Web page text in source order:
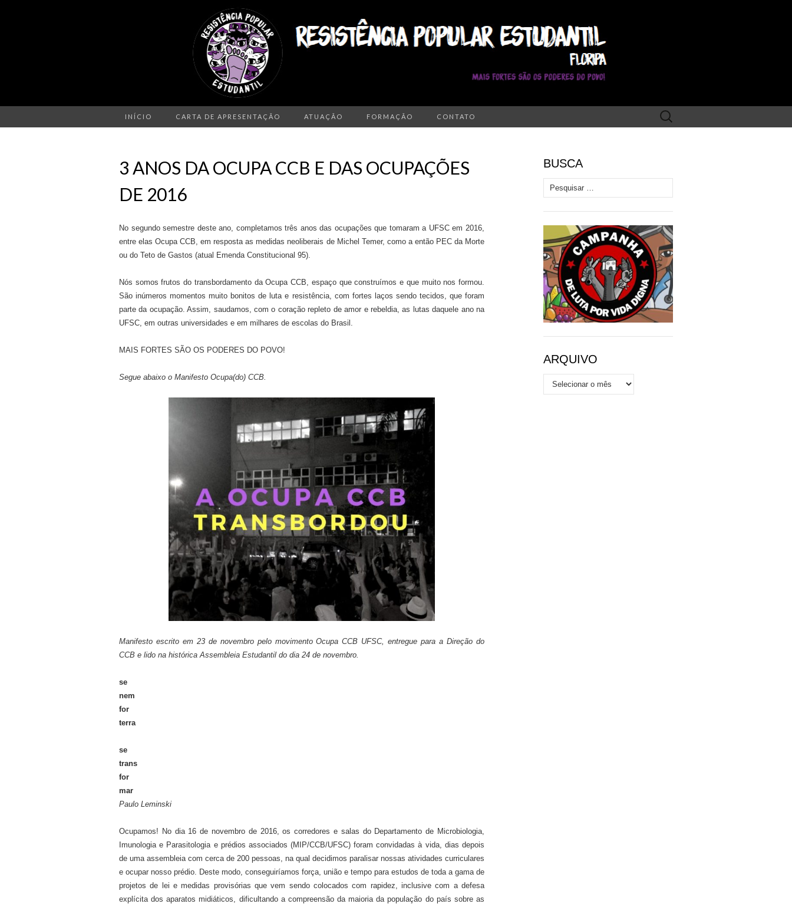
INÍCIO CARTA DE APRESENTAÇÃO ATUAÇÃO FORMAÇÃO CONTATO
Pesquisar
por:
3 ANOS DA OCUPA CCB E DAS OCUPAÇÕES
DE 2016
No segundo semestre deste ano, completamos três anos das ocupações que tomaram a UFSC em 2016,
entre elas Ocupa CCB, em resposta as medidas neoliberais de Michel Temer, como a então PEC da Morte
ou do Teto de Gastos (atual Emenda Constitucional 95).
Nós somos frutos do transbordamento da Ocupa CCB, espaço que construímos e que muito nos formou.
São inúmeros momentos muito bonitos de luta e resistência, com fortes laços sendo tecidos, que foram
parte da ocupação. Assim, saudamos, com o coração repleto de amor e rebeldia, as lutas daquele ano na
UFSC, em outras universidades e em milhares de escolas do Brasil.
MAIS FORTES SÃO OS PODERES DO POVO!
Segue abaixo o Manifesto Ocupa(do) CCB.
Manifesto escrito em 23 de novembro pelo movimento Ocupa CCB UFSC, entregue para a Direção do
CCB e lido na histórica Assembleia Estudantil do dia 24 de novembro.
se
nem
for
terra
se
trans
for
mar
Paulo Leminski
Ocupamos! No dia 16 de novembro de 2016, os corredores e salas do Departamento de Microbiologia,
Imunologia e Parasitologia e prédios associados (MIP/CCB/UFSC) foram convidadas à vida, dias depois
de uma assembleia com cerca de 200 pessoas, na qual decidimos paralisar nossas atividades curriculares
e ocupar nosso prédio. Deste modo, conseguiríamos força, união e tempo para estudos de toda a gama de
projetos de lei e medidas provisórias que vem sendo colocados com rapidez, inclusive com a defesa
explícita dos aparatos midiáticos, dificultando a compreensão da maioria da população do país sobre as
BUSCA
Pesquisar por:
ARQUIVO
Arquivo